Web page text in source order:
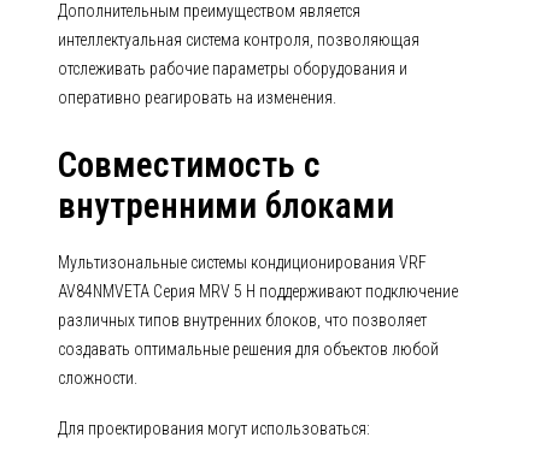
Дополнительным преимуществом является
интеллектуальная система контроля, позволяющая
отслеживать рабочие параметры оборудования и
оперативно реагировать на изменения.
Совместимость с
внутренними блоками
Мультизональные системы кондиционирования VRF
AV84NMVETA Серия MRV 5 H поддерживают подключение
различных типов внутренних блоков, что позволяет
создавать оптимальные решения для объектов любой
сложности.
Для проектирования могут использоваться: